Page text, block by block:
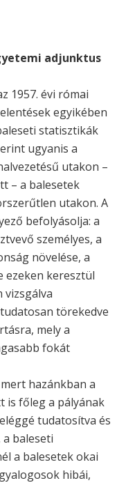
adjunktus
1957. évi római
egyikében
statisztikák
ugyanis a
utakon –
– a balesetek
utakon. A
befolyásolja: a
személyes, a
növelése, a
ezeken keresztül
vizsgálva
törekedve
mely a
fokát
hazánkban a
is főleg a pályának
tudatosítva és
baleseti
a balesetek okai
hibái,